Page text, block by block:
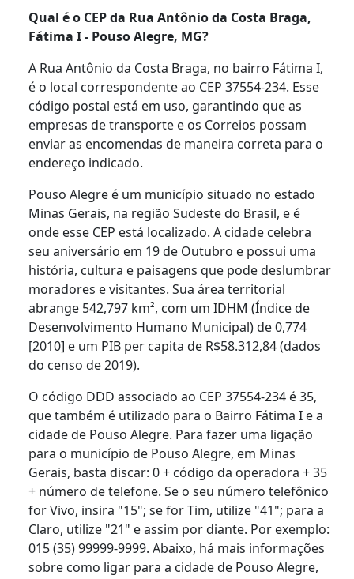
Qual é o CEP da Rua Antônio da Costa Braga,
Fátima I - Pouso Alegre, MG?
A Rua Antônio da Costa Braga, no bairro Fátima I,
é o local correspondente ao CEP 37554-234. Esse
código postal está em uso, garantindo que as
empresas de transporte e os Correios possam
enviar as encomendas de maneira correta para o
endereço indicado.
Pouso Alegre é um município situado no estado
Minas Gerais, na região Sudeste do Brasil, e é
onde esse CEP está localizado. A cidade celebra
seu aniversário em 19 de Outubro e possui uma
história, cultura e paisagens que pode deslumbrar
moradores e visitantes. Sua área territorial
abrange 542,797 km², com um IDHM (Índice de
Desenvolvimento Humano Municipal) de 0,774
[2010] e um PIB per capita de R$58.312,84 (dados
do censo de 2019).
O código DDD associado ao CEP 37554-234 é 35,
que também é utilizado para o Bairro Fátima I e a
cidade de Pouso Alegre. Para fazer uma ligação
para o município de Pouso Alegre, em Minas
Gerais, basta discar: 0 + código da operadora + 35
+ número de telefone. Se o seu número telefônico
for Vivo, insira "15"; se for Tim, utilize "41"; para a
Claro, utilize "21" e assim por diante. Por exemplo:
015 (35) 99999-9999. Abaixo, há mais informações
sobre como ligar para a cidade de Pouso Alegre,